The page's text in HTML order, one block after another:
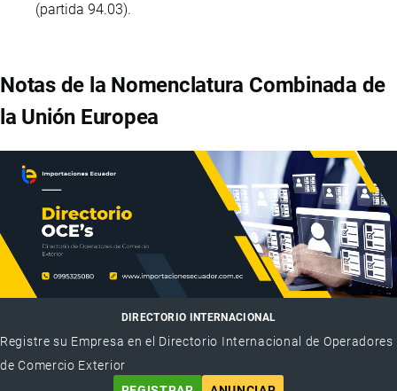
(partida 94.03).
Notas de la Nomenclatura Combinada de
la Unión Europea
DIRECTORIO INTERNACIONAL
Registre su Empresa en el Directorio Internacional de Operadores
de Comercio Exterior